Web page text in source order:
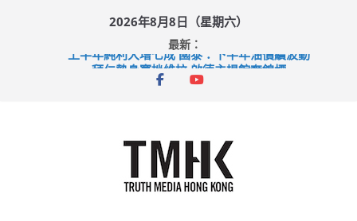
2026年8月8日（星期六）
最新：
上半年純利大增七成 國泰：下半年油價續波動
拜仁熱身賽挫維拉 啟德主場館奪錦標